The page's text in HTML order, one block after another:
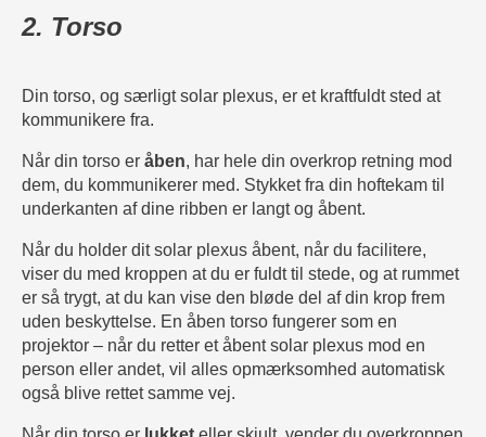
2. Torso
Din torso, og særligt solar plexus, er et kraftfuldt sted at
kommunikere fra.
Når din torso er åben, har hele din overkrop retning mod
dem, du kommunikerer med. Stykket fra din hoftekam til
underkanten af dine ribben er langt og åbent.
Når du holder dit solar plexus åbent, når du facilitere,
viser du med kroppen at du er fuldt til stede, og at rummet
er så trygt, at du kan vise den bløde del af din krop frem
uden beskyttelse. En åben torso fungerer som en
projektor – når du retter et åbent solar plexus mod en
person eller andet, vil alles opmærksomhed automatisk
også blive rettet samme vej.